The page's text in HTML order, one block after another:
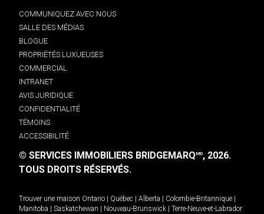
COMMUNIQUEZ AVEC NOUS
SALLE DES MÉDIAS
BLOGUE
PROPRIÉTÉS LUXUEUSES
COMMERCIAL
INTRANET
AVIS JURIDIQUE
CONFIDENTIALITÉ
TÉMOINS
ACCESSIBILITÉ
© SERVICES IMMOBILIERS BRIDGEMARQMD, 2026.
TOUS DROITS RÉSERVÉS.
Trouver une maison Ontario Québec Alberta Colombie-Britannique
Manitoba
Saskatchewan Nouveau-Brunswick
Terre-Neuve-et-Labrador